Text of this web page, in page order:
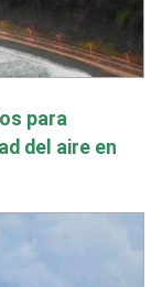
para
del aire en